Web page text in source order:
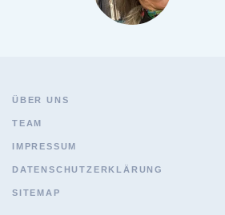
ÜBER UNS
TEAM
IMPRESSUM
DATENSCHUTZERKLÄRUNG
SITEMAP